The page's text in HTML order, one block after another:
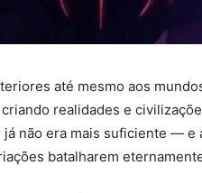
até mesmo aos
realidades e
já não era mais suficiente — e
batalharem